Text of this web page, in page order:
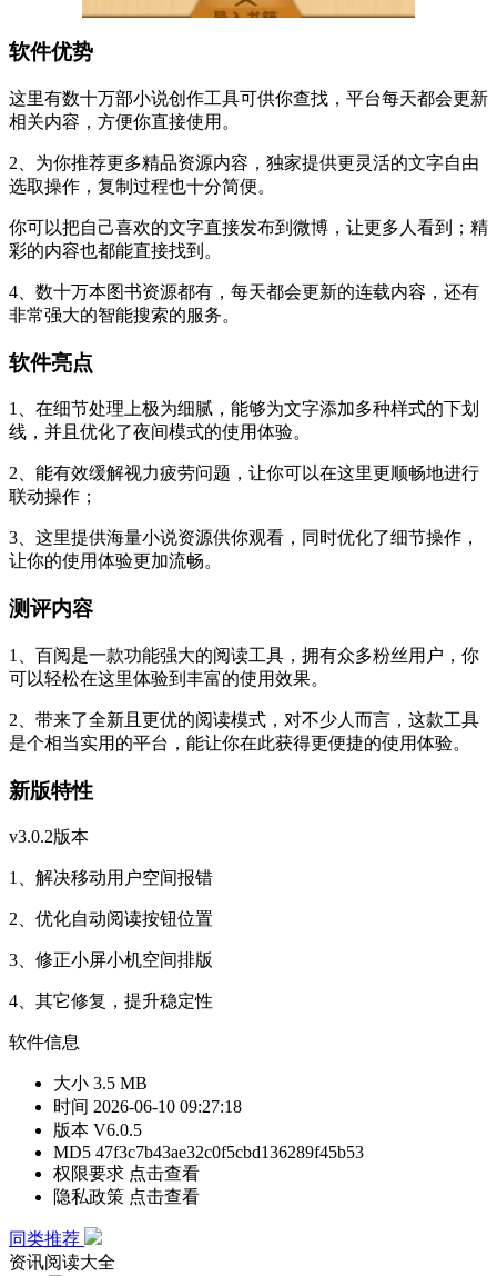
软件优势
这里有数十万部小说创作工具可供你查找，平台每天都会更新
相关内容，方便你直接使用。
2、为你推荐更多精品资源内容，独家提供更灵活的文字自由
选取操作，复制过程也十分简便。
你可以把自己喜欢的文字直接发布到微博，让更多人看到；精
彩的内容也都能直接找到。
4、数十万本图书资源都有，每天都会更新的连载内容，还有
非常强大的智能搜索的服务。
软件亮点
1、在细节处理上极为细腻，能够为文字添加多种样式的下划
线，并且优化了夜间模式的使用体验。
2、能有效缓解视力疲劳问题，让你可以在这里更顺畅地进行
联动操作；
3、这里提供海量小说资源供你观看，同时优化了细节操作，
让你的使用体验更加流畅。
测评内容
1、百阅是一款功能强大的阅读工具，拥有众多粉丝用户，你
可以轻松在这里体验到丰富的使用效果。
2、带来了全新且更优的阅读模式，对不少人而言，这款工具
是个相当实用的平台，能让你在此获得更便捷的使用体验。
新版特性
v3.0.2版本
1、解决移动用户空间报错
2、优化自动阅读按钮位置
3、修正小屏小机空间排版
4、其它修复，提升稳定性
软件信息
大小 3.5 MB
时间 2026-06-10 09:27:18
版本 V6.0.5
MD5 47f3c7b43ae32c0f5cbd136289f45b53
权限要求 点击查看
隐私政策 点击查看
同类推荐
资讯阅读大全